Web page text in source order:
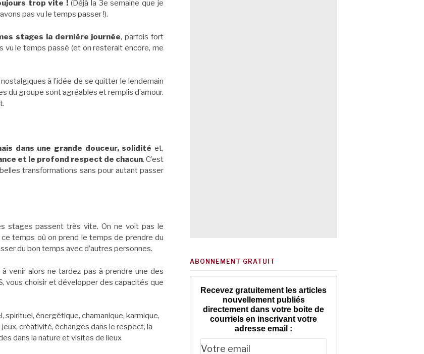
trop vite ! (Déjà la 3e semaine que je
pas vu le temps passer !).
stages la dernière journée, parfois fort
vu le temps passé (et on resterait encore, me
à l’idée de se quitter le lendemain
du groupe sont agréables et remplis d’amour.
dans une grande douceur, solidité et,
et le profond respect de chacun. C’est
transformations sans pour autant passer
stages passent très vite. On ne voit pas le
temps où on prend le temps de prendre du
du bon temps avec d’autres personnes.
à venir alors ne tardez pas à prendre une des
vous choisir et développer des capacités que
énergétique, chamanique, karmique,
créativité, échanges dans le respect, la
dans la nature et visites de lieux
ABONNEMENT GRATUIT
Recevez gratuitement les articles
nouvellement publiés
directement dans votre boite de
courriels en inscrivant votre
adresse email :